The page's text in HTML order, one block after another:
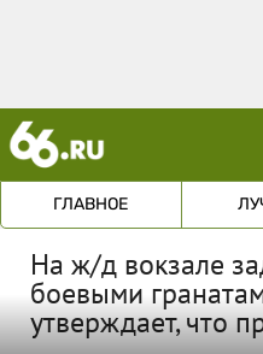
ГЛАВНОЕ
На ж/д вокзале
боевыми
утверждает, что